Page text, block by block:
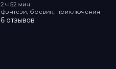
2 ч 52 мин
фэнтези, боевик, приключения
6 отзывов